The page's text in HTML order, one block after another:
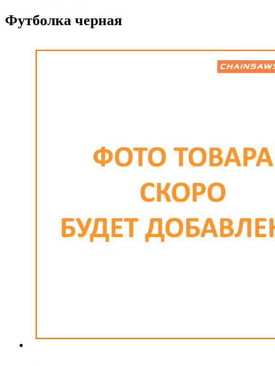
Футболка черная